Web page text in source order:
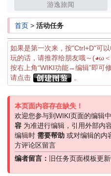
游逸旅闻
首页 > 活动任务
如果是第一次来，按"Ctrl+D"可
玩的话，请推荐给朋友哦～(◕ω
按右上角“WIKI功能→编辑”即可
请点击
。
本页面内容存在缺失！
欢迎您参与到WIKI页面的编辑
容 为准进行编辑，引用外部内
编辑时 需要帮助 或对编辑的内
方评论区留言
编者留言：
旧任务页面模板更